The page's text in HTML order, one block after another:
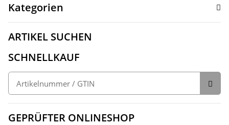
Kategorien
ARTIKEL SUCHEN
SCHNELLKAUF
GEPRÜFTER ONLINESHOP